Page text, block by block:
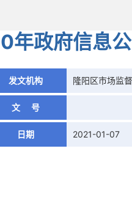
政府信息
发文机构 隆阳区市场监
文 号
日期 2021-01-07